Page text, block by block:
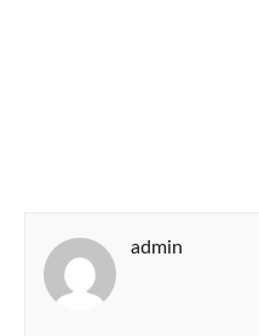
admin